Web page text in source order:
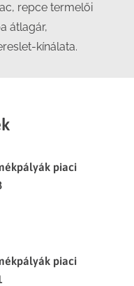
repce termelői
átlagár,
kínálata.
piaci
piaci